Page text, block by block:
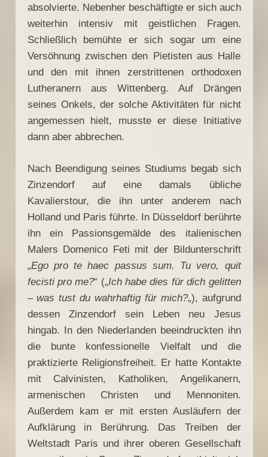
absolvierte. Nebenher beschäftigte er sich auch
weiterhin intensiv mit geistlichen Fragen.
Schließlich bemühte er sich sogar um eine
Versöhnung zwischen den Pietisten aus Halle
und den mit ihnen zerstrittenen orthodoxen
Lutheranern aus Wittenberg. Auf Drängen
seines Onkels, der solche Aktivitäten für nicht
angemessen hielt, musste er diese Initiative
dann aber abbrechen.
Nach Beendigung seines Studiums begab sich
Zinzendorf auf eine damals übliche
Kavalierstour, die ihn unter anderem nach
Holland und Paris führte. In Düsseldorf berührte
ihn ein Passionsgemälde des italienischen
Malers Domenico Feti mit der Bildunterschrift
„Ego pro te haec passus sum. Tu vero, quit
fecisti pro me?“ („Ich habe dies für dich gelitten
– was tust du wahrhaftig für mich?„), aufgrund
dessen Zinzendorf sein Leben neu Jesus
hingab. In den Niederlanden beeindruckten ihn
die bunte konfessionelle Vielfalt und die
praktizierte Religionsfreiheit. Er hatte Kontakte
mit Calvinisten, Katholiken, Angelikanern,
armenischen Christen und Mennoniten.
Außerdem kam er mit ersten Ausläufern der
Aufklärung in Berührung. Das Treiben der
Weltstadt Paris und ihrer oberen Gesellschaft